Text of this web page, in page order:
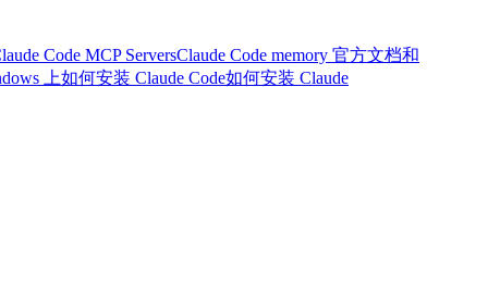
Code MCP ServersClaude Code memory 官方文档和
上如何安装 Claude Code如何安装 Claude